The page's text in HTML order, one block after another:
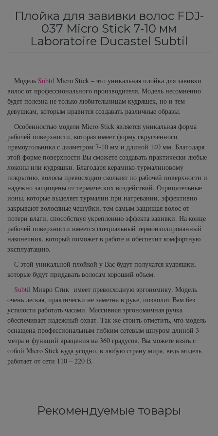
Плойка для завивки волос FDJ-
037 Micro Stick 7-10 мм
Laboratoire Ducastel Subtil
Модель Subtil Micro Stick – это уникальная плойка для завивки
волос от профессионального производителя. Модель несомненно
будет полезна не только любительницам кудряшек, но и тем
девушкам, которым нравится создавать различные образы.
Особенностью модели Micro Stick является уникальная форма
рабочей поверхности, которая имеет форму скругленного
прямоугольника с диаметром 7-10 мм и длиной 140 мм. Благодаря
этой форме поверхности Вы сможете создавать практически любые
локоны или кудряшки. Благодаря керамико-турмалиновому
покрытию, волосы превосходно скользят по рабочей поверхности и
надежно защищены от термических воздействий. Отрицательные
ионы, которые выделяет турмалин при нагревании, эффективно
закрывают волосяные чешуйки, тем самым защищая волос от
потери влаги, способствуя укреплению эффекта завивки. На конце
рабочей поверхности имеется специальный термоизолированный
наконечник, который поможет в работе и обеспечит комфортную
эксплуатацию.
С этой уникальной плойкой у Вас будут получатся кудряшки,
которые будут придавать волосам хороший объем.
Subtil Микро Стик имеет превосходную эргономику. Модель
очень легкая, практически не заметна в руке, позволит Вам без
усталости работать часами. Массивная эргономичная ручка
обеспечивает надежный охват. Так же стоить отметить, что модель
оснащена профессиональным гибким сетевым шнуром длиной 3
метра и функций вращения на 360 градусов. Вы можете взять с
собой Micro Stick куда угодно, в любую страну мира, ведь модель
работает от сети 110 – 220 В.
Рекомендуемые товары
Средства от перхоти
Сыворотка, флюид для волос
для интенсивного увлажнения
Subtil Color Lab Instant Detox - Серия
Subtil Color Lab Maitrise Parfaite – Серия для
кучерявых волос
Subtil Color Lab Rеgеnеration Absolue –
Серия для восстановления волос
Subtil Color Lab Volume Intense – Серия для
объема тонких волос
Subtil Design - Серия стайлинг и нежный
уход
Subtil Design Lab - Серия для
максимального сохранения цвета волос
ухода и укладки
Subtil Retouch Lab - защита цвета волос
Осветляющие средства и окислители
Laboratoire Ducastel Subtil Blond
Subrina Glow-Plex - Питание, увлажнение и
Revlon Professional
Schwarzkopf Professional
Sezavi
Subrina Professional
Subtil
Technique
Termix
Tico Professional
You Look Glamour